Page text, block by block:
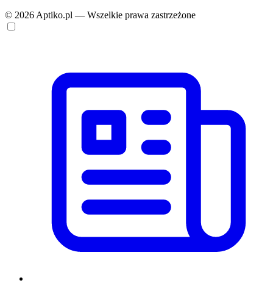
© 2026 Aptiko.pl — Wszelkie prawa zastrzeżone